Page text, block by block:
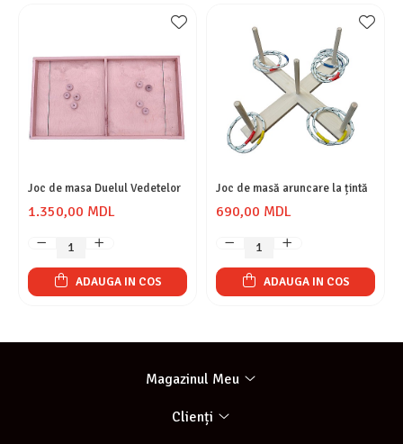
Joc de masa Duelul Vedetelor
1.350,00 MDL
ADAUGA IN COS
Joc de masă aruncare la țintă
690,00 MDL
ADAUGA IN COS
Magazinul Meu
Clienți